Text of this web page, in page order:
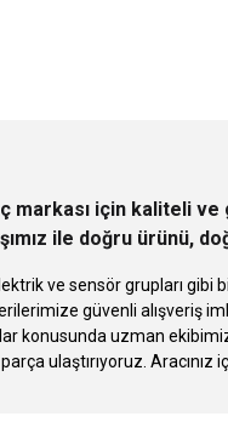
Gönder
markası için kaliteli
ile doğru ürünü,
ve sensör grupları
güvenli alışveriş
uzman
ulaştırıyoruz. Aracınız